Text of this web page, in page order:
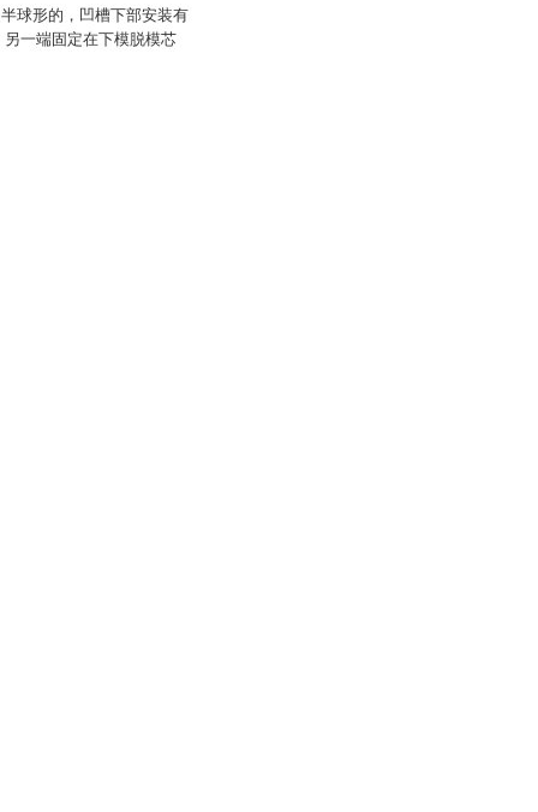
球形的，凹槽下部安装有
一端固定在下模脱模芯